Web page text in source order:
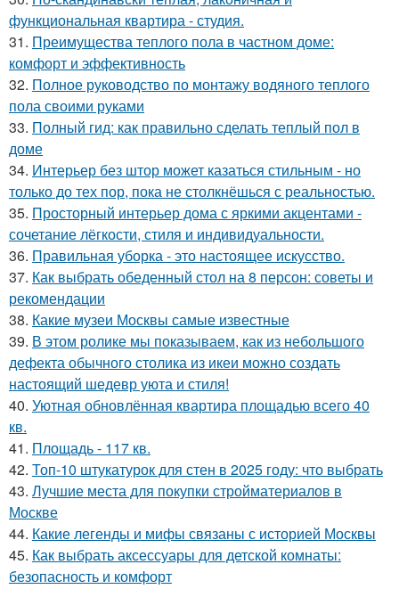
функциональная квартира - студия.
31. Преимущества теплого пола в частном доме:
комфорт и эффективность
32. Полное руководство по монтажу водяного теплого
пола своими руками
33. Полный гид: как правильно сделать теплый пол в
доме
34. Интерьер без штор может казаться стильным - но
только до тех пор, пока не столкнёшься с реальностью.
35. Просторный интерьер дома с яркими акцентами -
сочетание лёгкости, стиля и индивидуальности.
36. Правильная уборка - это настоящее искусство.
37. Как выбрать обеденный стол на 8 персон: советы и
рекомендации
38. Какие музеи Москвы самые известные
39. В этом ролике мы показываем, как из небольшого
дефекта обычного столика из икеи можно создать
настоящий шедевр уюта и стиля!
40. Уютная обновлённая квартира площадью всего 40
кв.
41. Площадь - 117 кв.
42. Топ-10 штукатурок для стен в 2025 году: что выбрать
43. Лучшие места для покупки стройматериалов в
Москве
44. Какие легенды и мифы связаны с историей Москвы
45. Как выбрать аксессуары для детской комнаты:
безопасность и комфорт